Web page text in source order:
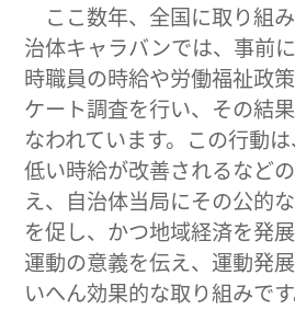
ここ数年、全国に取り組
治体キャラバンでは、事前
時職員の時給や労働福祉政
ケート調査を行い、その結
なわれています。この行動
低い時給が改善されるなど
え、自治体当局にその公的
を促し、かつ地域経済を発
運動の意義を伝え、運動発
いへん効果的な取り組みです